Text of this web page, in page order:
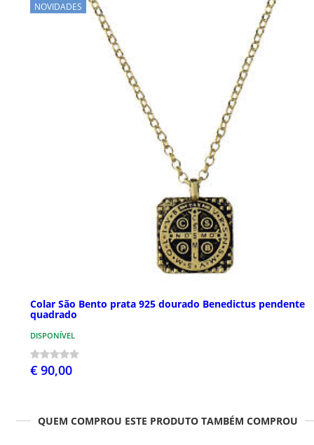
NOVIDADES
Colar São Bento prata 925 dourado Benedictus pendente
quadrado
DISPONÍVEL
€ 90,00
QUEM COMPROU ESTE PRODUTO TAMBÉM COMPROU